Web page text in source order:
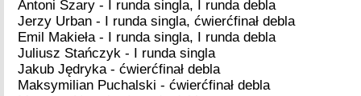
Antoni Szary - I runda singla, I runda debla
Jerzy Urban - I runda singla, ćwierćfinał debla
Emil Makieła - I runda singla, I runda debla
Juliusz Stańczyk - I runda singla
Jakub Jędryka - ćwierćfinał debla
Maksymilian Puchalski - ćwierćfinał debla